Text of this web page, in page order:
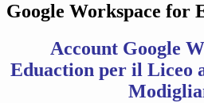
Google Workspace for
Account Google
Eduaction per il Liceo